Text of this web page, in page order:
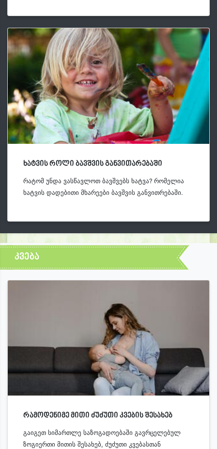
ხატვის როლი ბავშვის განვითარებაში
რატომ უნდა ვასწავლოთ ბავშვებს ხატვა? რომელია
ხატვის დადებითი მხარეები ბავშვის განვითრებაში.
კვება
რამოდენიმე მითი ძუძუთი კვების შესახებ
გაიგეთ სიმართლე საზოგადოებაში გავრცელებულ
ზოგიერთი მითის შესახებ, ძუძუთი კვებასთან